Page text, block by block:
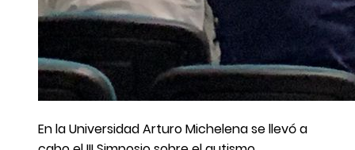
En la Universidad Arturo Michelena se llevó a